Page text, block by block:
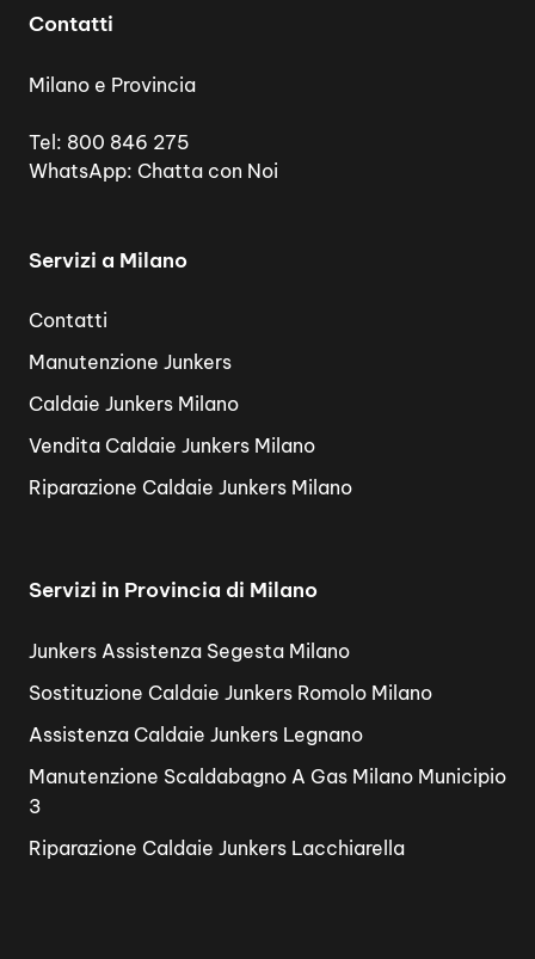
Contatti
Milano e Provincia
Tel: 800 846 275
WhatsApp: Chatta con Noi
Servizi a Milano
Contatti
Manutenzione Junkers
Caldaie Junkers Milano
Vendita Caldaie Junkers Milano
Riparazione Caldaie Junkers Milano
Servizi in Provincia di Milano
Junkers Assistenza Segesta Milano
Sostituzione Caldaie Junkers Romolo Milano
Assistenza Caldaie Junkers Legnano
Manutenzione Scaldabagno A Gas Milano Municipio
3
Riparazione Caldaie Junkers Lacchiarella